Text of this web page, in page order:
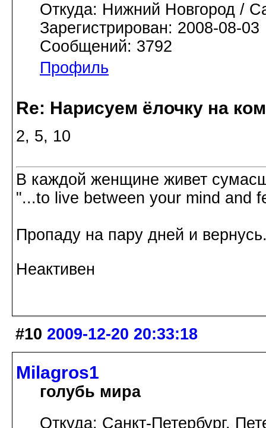
Откуда: Нижний Новгород /
Зарегистрирован: 2008-08-03
Сообщений: 3792
Профиль
Re: Нарисуем ёлочку на
2, 5, 10
В каждой женщине живет
"...to live between your mind and
Пропаду на пару дней и
Неактивен
#10 2009-12-20 20:33:18
Milagros1
голубь мира
Откуда: Санкт-Петербург.